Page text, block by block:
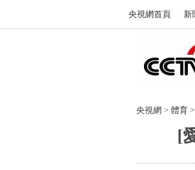
央視網首頁 新
央視網 > 體育 >
[